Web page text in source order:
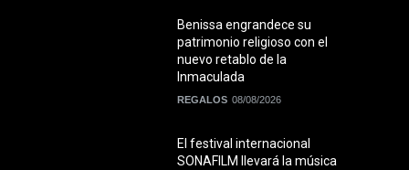
Benissa engrandece su
patrimonio religioso con el
nuevo retablo de la
Inmaculada
REGALOS 08/08/2026
El festival internacional
SONAFILM llevará la música